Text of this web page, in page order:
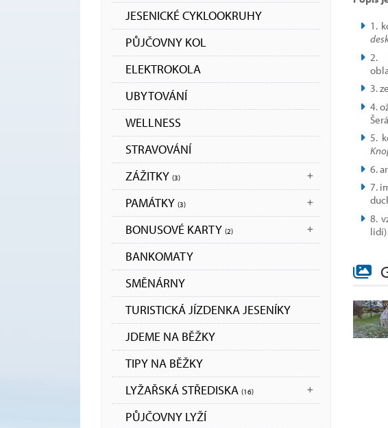
JESENICKÉ CYKLOOKRUHY
PŮJČOVNY KOL
ELEKTROKOLA
UBYTOVÁNÍ
WELLNESS
STRAVOVÁNÍ
ZÁŽITKY (3)
PAMÁTKY (3)
BONUSOVÉ KARTY (2)
BANKOMATY
SMĚNÁRNY
TURISTICKÁ JÍZDENKA JESENÍKY
JDEME NA BĚŽKY
TIPY NA BĚŽKY
LYŽAŘSKÁ STŘEDISKA (16)
PŮJČOVNY LYŽÍ
1.
2.
3.
4.
5.
6.
7.
8.
lidí)